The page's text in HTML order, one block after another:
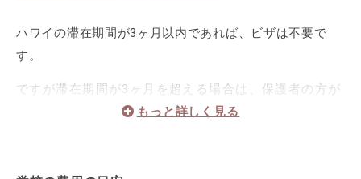
ハワイの滞在期間が3ヶ月以内であれば、ビザは不要で
す。
ですが滞在期間が3ヶ月を超える場合は、保護者の方が
F-1ビザ（学生ビザ）を取得し、お子さんがF-2ビザ
行してもらってからビザを申請しますが、申請には160